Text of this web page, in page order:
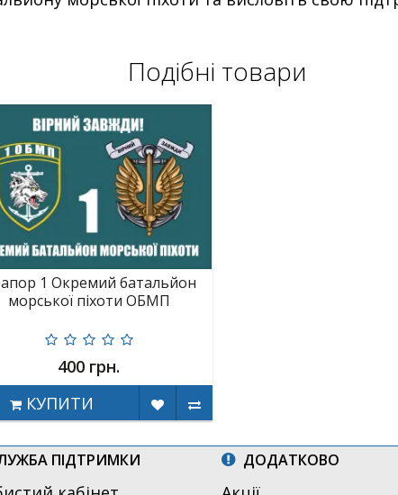
Подібні товари
1 Окремий батальйон
морської піхоти ОБМП
400 грн.
КУПИТИ
ПІДТРИМКИ ДОДАТКОВО